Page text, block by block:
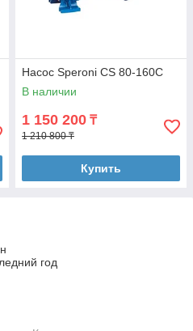
Насос Speroni CS 80-160C
В наличии
1 150 200 ₸
1 210 800 ₸
Купить
год